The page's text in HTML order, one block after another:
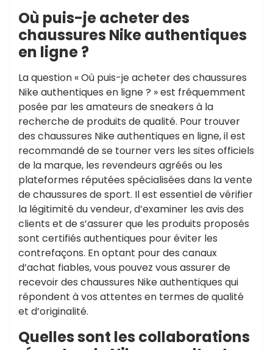
Où puis-je acheter des
chaussures Nike authentiques
en ligne ?
La question « Où puis-je acheter des chaussures
Nike authentiques en ligne ? » est fréquemment
posée par les amateurs de sneakers à la
recherche de produits de qualité. Pour trouver
des chaussures Nike authentiques en ligne, il est
recommandé de se tourner vers les sites officiels
de la marque, les revendeurs agréés ou les
plateformes réputées spécialisées dans la vente
de chaussures de sport. Il est essentiel de vérifier
la légitimité du vendeur, d’examiner les avis des
clients et de s’assurer que les produits proposés
sont certifiés authentiques pour éviter les
contrefaçons. En optant pour des canaux
d’achat fiables, vous pouvez vous assurer de
recevoir des chaussures Nike authentiques qui
répondent à vos attentes en termes de qualité
et d’originalité.
Quelles sont les collaborations